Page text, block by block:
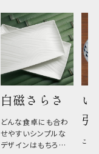
白磁さらさ
どんな食卓にも合わ
せやすいシンプルな
デザインはもちろん、
い
こひ